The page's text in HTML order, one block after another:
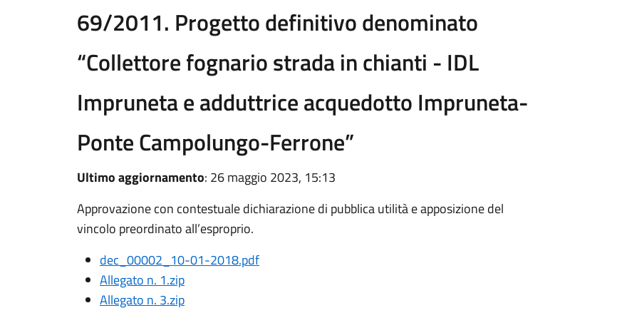
69/2011. Progetto definitivo denominato
“Collettore fognario strada in chianti - IDL
Impruneta e adduttrice acquedotto Impruneta-
Ponte Campolungo-Ferrone”
Ultimo aggiornamento: 26 maggio 2023, 15:13
Approvazione con contestuale dichiarazione di pubblica utilità e apposizione del
vincolo preordinato all’esproprio.
dec_00002_10-01-2018.pdf
Allegato n. 1.zip
Allegato n. 3.zip